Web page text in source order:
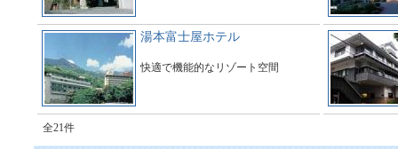
湯本富士屋ホテル
快適で機能的なリゾート空間
全21件